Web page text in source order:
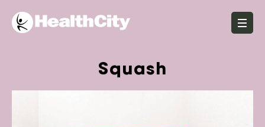
Squash